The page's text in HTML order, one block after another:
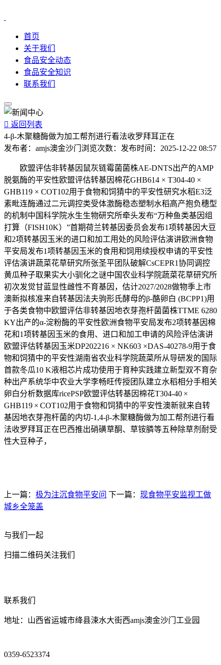
首页
关于我们
食品安全动态
食品安全知识
联系我们
 返回列表
4-β-木聚糖酶做为加工帮剂进行看法收罗拜耳正在
发布者： amjs澳金沙门 浏览次数： 发布时间： 2025-12-22 08:57
欧盟评估非转基因鼠灰链霉菌菌株AE-DNTS出产的AMP
脱氨酶的平安性欧盟评估转基因棉花GHB614 × T304-40 ×
GHB119 × COT102用于食物和饲猜中的平安性研究水稻E3泛
素毗连酶通过二元调控类受体激酶稳态塑制水稻高产抱负穗型
的机制中国科学院水生生物研究所牵头发布“万种鱼类基因组
打算（FISH10K）”首期荷兰转基因委员会发布1项转基因大豆
和2项转基因玉米的进口和加工用处的风险评估演讲欧洲食物
平安局发布1项转基因玉米的食用和饲用续授权申请的平安性
评估演讲蔬菜花草研究所张圣平团队破解CsCEPR1协同调控
黄瓜种子取果实大小驯化之谜中国农业科学院蔬菜花草研究所
初次发觉甘蓝显性雌性不育基因，估计2027/2028做物季上市
澳新拟核准来自转基因法夫驹形氏酵母的β-酪卵白 (BCPP1)用
于各类食物中欧盟评估非转基因地衣芽孢杆菌菌株TTME 6280
KY出产的α-淀粉酶的平安性欧洲食物平安局发布2项转基因棉
花和1项转基因玉米的食用、进口和加工申请的风险评估演讲
欧盟评估转基因玉米DP202216 × NK603 ×DAS-40278-9用于食
物和饲猜中的平安性湖南省农业科学院蔬菜所从导研发的国际
首款冬瓜10 K液相芯片成功使用于育种实践建立新型双不育杂
种出产系统华中农业大学李畅旺传授团队建立水稻相分手相关
卵白分析数据库ricePSP欧盟评估转基因棉花T304-40 ×
GHB119 × COT102用于食物和饲猜中的平安性澳新就来自转
基因地衣芽孢杆菌的内切-1,4-β-木聚糖酶做为加工帮剂进行看
法收罗拜耳正在巴西推出硝磺草酮、草铵膦等五种除草剂耐受
性大豆种子，
上一篇： 极为注沉食物平安问 下一篇： 现食物平安监视工做
城乡全笼盖
与我们一起
扫描二维码关注我们
联系我们
地址：山西省运城市绛县涑水大街西amjs澳金沙门工业园
0359-6523374